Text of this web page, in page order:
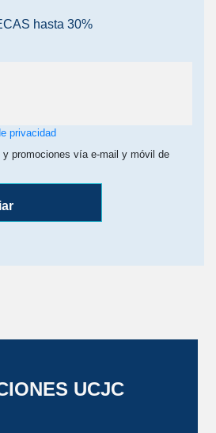
hasta 30%
privacidad
promociones vía e-mail y móvil de
UCJC